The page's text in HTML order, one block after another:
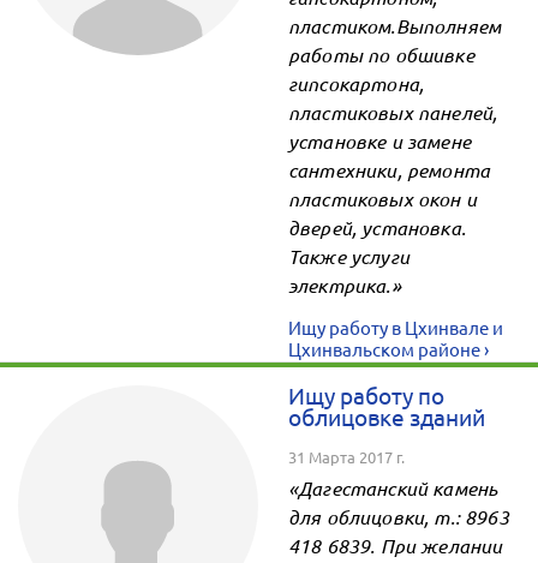
пластиком.Выполняем
работы по обшивке
гипсокартона,
пластиковых панелей,
установке и замене
сантехники, ремонта
пластиковых окон и
дверей, установка.
Также услуги
электрика.»
Ищу работу в Цхинвале и
Цхинвальском районе ›
Ищу работу по
облицовке зданий
31 Марта 2017 г.
«Дагестанский камень
для облицовки, т.: 8963
418 6839. При желании